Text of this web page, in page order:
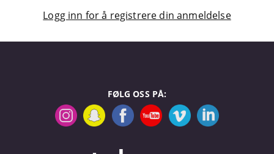
Logg inn for å registrere din anmeldelse
FØLG OSS PÅ: